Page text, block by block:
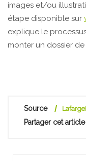
images et/ou
étape disponible sur
explique le
monter un dossier
Source
Partager cet article